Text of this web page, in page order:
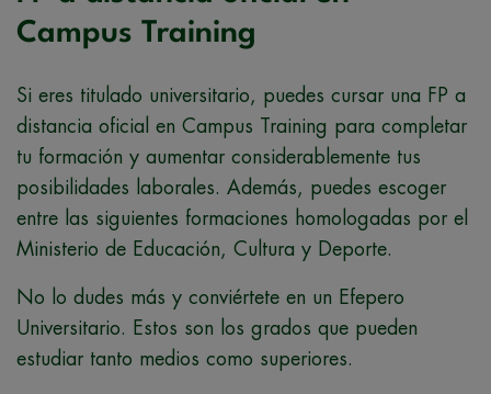
Campus Training
Si eres titulado universitario, puedes cursar una FP a
distancia oficial en Campus Training para completar
tu formación y aumentar considerablemente tus
posibilidades laborales. Además, puedes escoger
entre las siguientes formaciones homologadas por el
Ministerio de Educación, Cultura y Deporte.
No lo dudes más y conviértete en un Efepero
Universitario. Estos son los grados que pueden
estudiar tanto medios como superiores.